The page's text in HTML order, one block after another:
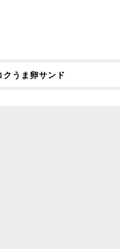
うま卵サンド